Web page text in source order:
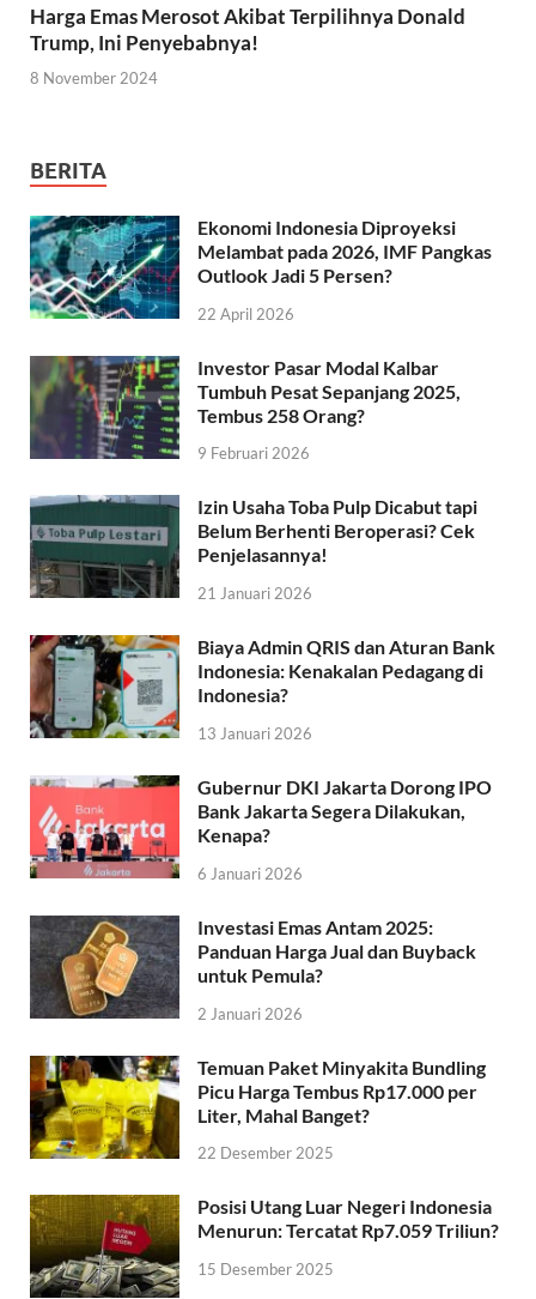
Harga Emas Merosot Akibat Terpilihnya Donald
Trump, Ini Penyebabnya!
8 November 2024
BERITA
Ekonomi Indonesia Diproyeksi
Melambat pada 2026, IMF Pangkas
Outlook Jadi 5 Persen?
22 April 2026
Investor Pasar Modal Kalbar
Tumbuh Pesat Sepanjang 2025,
Tembus 258 Orang?
9 Februari 2026
Izin Usaha Toba Pulp Dicabut tapi
Belum Berhenti Beroperasi? Cek
Penjelasannya!
21 Januari 2026
Biaya Admin QRIS dan Aturan Bank
Indonesia: Kenakalan Pedagang di
Indonesia?
13 Januari 2026
Gubernur DKI Jakarta Dorong IPO
Bank Jakarta Segera Dilakukan,
Kenapa?
6 Januari 2026
Investasi Emas Antam 2025:
Panduan Harga Jual dan Buyback
untuk Pemula?
2 Januari 2026
Temuan Paket Minyakita Bundling
Picu Harga Tembus Rp17.000 per
Liter, Mahal Banget?
22 Desember 2025
Posisi Utang Luar Negeri Indonesia
Menurun: Tercatat Rp7.059 Triliun?
15 Desember 2025